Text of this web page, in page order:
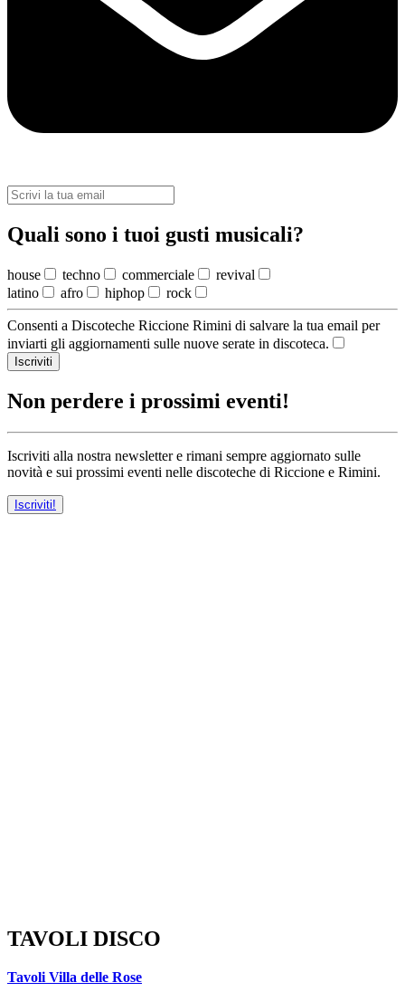
Quali sono i tuoi gusti musicali?
house techno commerciale
revival
latino
afro hiphop rock
Consenti a Discoteche Riccione Rimini di salvare la tua email per
inviarti gli aggiornamenti sulle nuove serate in discoteca.
Iscriviti
Non perdere i prossimi eventi!
Iscriviti alla nostra newsletter e rimani sempre aggiornato sulle
novità e sui prossimi eventi nelle discoteche di Riccione e Rimini.
Iscriviti!
TAVOLI DISCO
Tavoli Villa delle Rose